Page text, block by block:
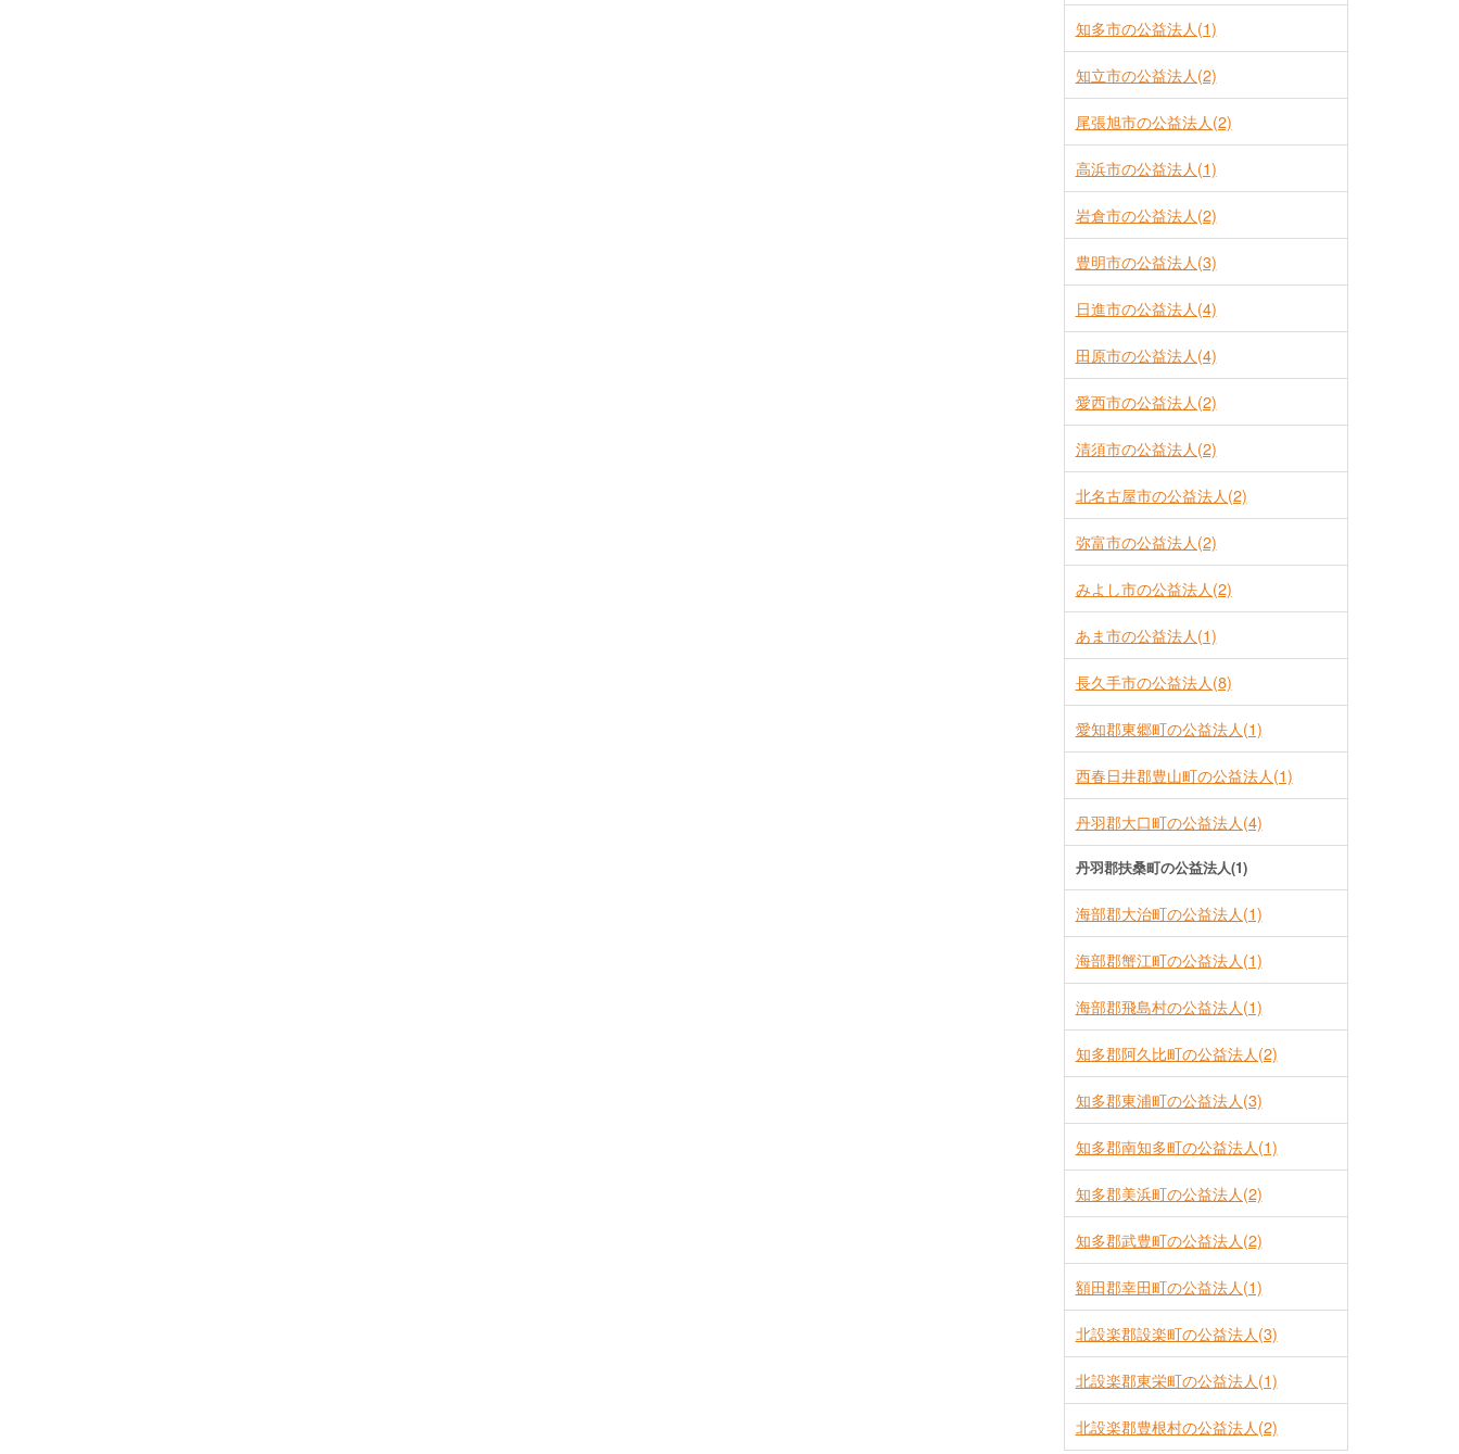
知多市の公益法人(1)
知立市の公益法人(2)
尾張旭市の公益法人(2)
高浜市の公益法人(1)
岩倉市の公益法人(2)
豊明市の公益法人(3)
日進市の公益法人(4)
田原市の公益法人(4)
愛西市の公益法人(2)
清須市の公益法人(2)
北名古屋市の公益法人(2)
弥富市の公益法人(2)
みよし市の公益法人(2)
あま市の公益法人(1)
長久手市の公益法人(8)
愛知郡東郷町の公益法人(1)
西春日井郡豊山町の公益法人(1)
丹羽郡大口町の公益法人(4)
丹羽郡扶桑町の公益法人(1)
海部郡大治町の公益法人(1)
海部郡蟹江町の公益法人(1)
海部郡飛島村の公益法人(1)
知多郡阿久比町の公益法人(2)
知多郡東浦町の公益法人(3)
知多郡南知多町の公益法人(1)
知多郡美浜町の公益法人(2)
知多郡武豊町の公益法人(2)
額田郡幸田町の公益法人(1)
北設楽郡設楽町の公益法人(3)
北設楽郡東栄町の公益法人(1)
北設楽郡豊根村の公益法人(2)